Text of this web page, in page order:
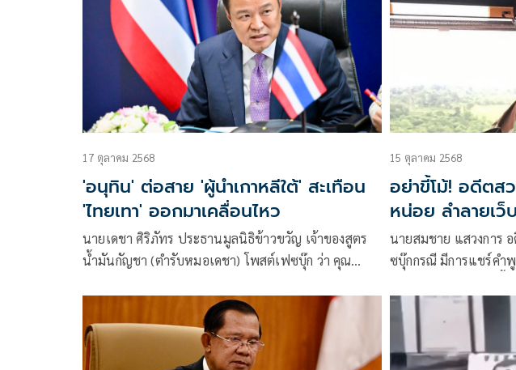
17 ตุลาคม 2568
'อนุทิน' ต่อสาย 'ผู้นำเกาหลีใต้' สะเทือน
'ไทยเทา' ออกมาเคลื่อนไหว
นายเดชา ศิริภัทร ประธานมูลนิธิข้าวขวัญ เจ้าของสูตร
น้ำมันกัญชา (ตำรับหมอเดชา) โพสต์เฟซบุ๊ก ว่า คุณ​
เกาหลีใต้
15 ตุลาคม 2568
อย่าขี้โม้! อดีตส
หน่อย ลำลายเ
ไทย ที่อยู่ในปอย
นายสมชาย แสวงการ
ซบุ๊กกรณี มีการแชร์คำ
การนำเข้าสินค้าทั้งหม
ของนักการเมืองไทย